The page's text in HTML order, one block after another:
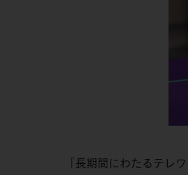
「長期間にわたるテレ